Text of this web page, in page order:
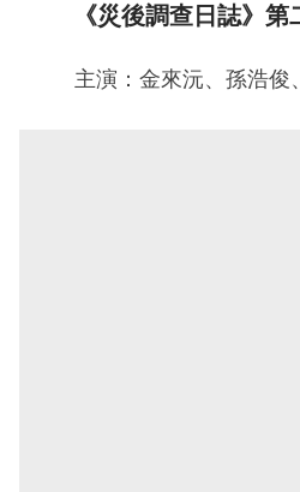
《災後調查日誌》
主演：金來沅、孫浩俊